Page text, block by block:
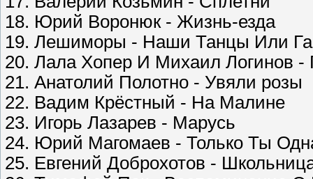
18. Юрий Воронюк - Жизнь-езда
19. Лешиморы - Наши Танцы Или
20. Лала Хопер И Михаил Логинов -
21. Анатолий Полотно - Увяли розы
22. Вадим Крёстный - На Малине
23. Игорь Лазарев - Марусь
24. Юрий Магомаев - Только Ты
25. Евгений Доброхотов -